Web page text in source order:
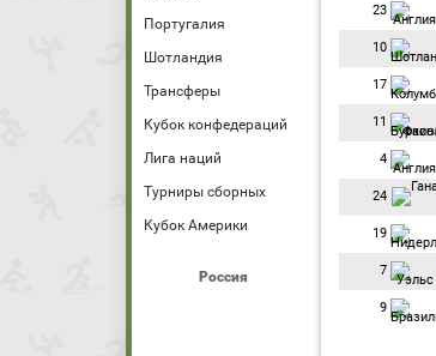
Португалия
Шотландия
Трансферы
Кубок конфедераций
Лига наций
Турниры сборных
Кубок Америки
Россия
23
10
17
11
4
24
19
7
9